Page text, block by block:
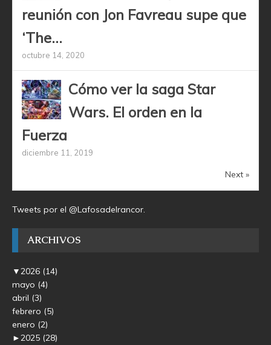
reunión con Jon Favreau supe que
‘The...
octubre 14, 2020
Cómo ver la saga Star
Wars. El orden en la
Fuerza
diciembre 11, 2019
Next »
Tweets por el @Lafosadelrancor.
ARCHIVOS
▼2026 (14)
mayo (4)
abril (3)
febrero (5)
enero (2)
►2025 (28)